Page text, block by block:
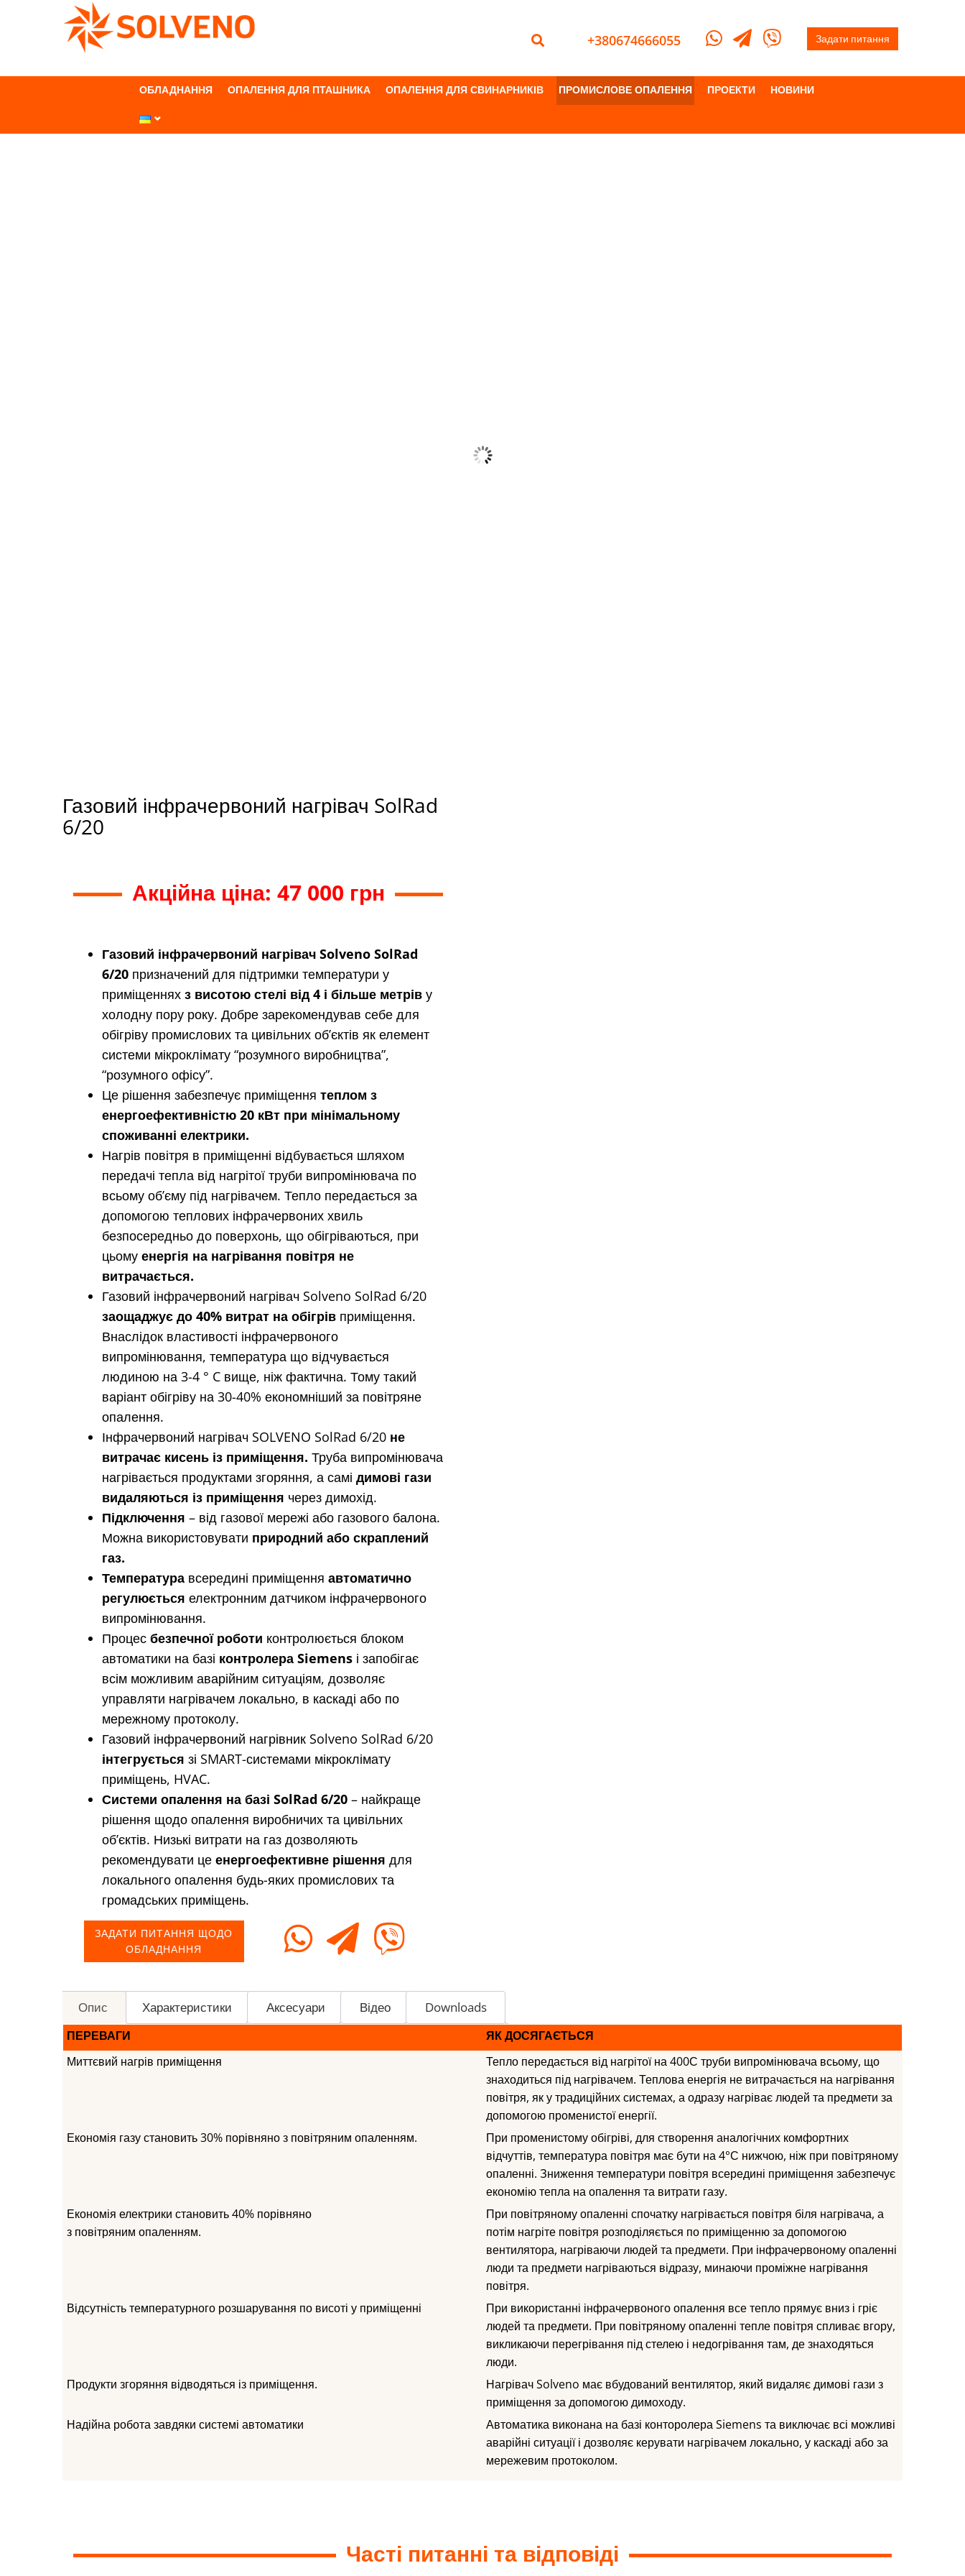
+380674666055
+380674666055
Задати питання
ОБЛАДНАННЯ ОПАЛЕННЯ ДЛЯ ПТАШНИКА ОПАЛЕННЯ ДЛЯ СВИНАРНИКІВ ПРОМИСЛОВЕ ОПАЛЕННЯ ПРОЕКТИ НОВИНИ
Каталог обладнання
Газовий інфрачервоний нагрівач SolRad
6/20
Акційна ціна: 47 000 грн
Газовий інфрачервоний нагрівач Solveno SolRad
6/20 призначений для підтримки температури у
приміщеннях з висотою стелі від 4 і більше метрів у
холодну пору року. Добре зарекомендував себе для
обігріву промислових та цивільних об’єктів як елемент
системи мікроклімату “розумного виробництва”,
“розумного офісу”.
Це рішення забезпечує приміщення теплом з
енергоефективністю 20 кВт при мінімальному
споживанні електрики.
Нагрів повітря в приміщенні відбувається шляхом
передачі тепла від нагрітої труби випромінювача по
всьому об’єму під нагрівачем. Тепло передається за
допомогою теплових інфрачервоних хвиль
безпосередньо до поверхонь, що обігріваються, при
цьому енергія на нагрівання повітря не
витрачається.
Газовий інфрачервоний нагрівач Solveno SolRad 6/20
заощаджує до 40% витрат на обігрів приміщення.
Внаслідок властивості інфрачервоного
випромінювання, температура що відчувається
людиною на 3-4 ° C вище, ніж фактична. Тому такий
варіант обігріву на 30-40% економніший за повітряне
опалення.
Інфрачервоний нагрівач SOLVENO SolRad 6/20 не
витрачає кисень із приміщення. Труба випромінювача
нагрівається продуктами згоряння, а самі димові гази
видаляються із приміщення через димохід.
Підключення – від газової мережі або газового балона.
Можна використовувати природний або скраплений
газ.
Температура всередині приміщення автоматично
регулюється електронним датчиком інфрачервоного
випромінювання.
Процес безпечної роботи контролюється блоком
автоматики на базі контролера Siemens і запобігає
всім можливим аварійним ситуаціям, дозволяє
управляти нагрівачем локально, в каскаді або по
мережному протоколу.
Газовий інфрачервоний нагрівник Solveno SolRad 6/20
інтегрується зі SMART-системами мікроклімату
приміщень, HVAC.
Системи опалення на базі SolRad 6/20 – найкраще
рішення щодо опалення виробничих та цивільних
об’єктів. Низькі витрати на газ дозволяють
рекомендувати це енергоефективне рішення для
локального опалення будь-яких промислових та
громадських приміщень.
ЗАДАТИ ПИТАННЯ ЩОДО
ОБЛАДНАННЯ
Опис Характеристики Аксесуари Відео Downloads
ПЕРЕВАГИ
ЯК ДОСЯГАЄТЬСЯ
Миттєвий нагрів приміщення
Тепло передається від нагрітої на 400С труби випромінювача всьому, що
знаходиться під нагрівачем. Теплова енергія не витрачається на нагрівання
повітря, як у традиційних системах, а одразу нагріває людей та предмети за
допомогою променистої енергії.
Економія газу становить 30% порівняно з повітряним опаленням.
При променистому обігріві, для створення аналогічних комфортних
відчуттів, температура повітря має бути на 4°С нижчою, ніж при повітряному
опаленні. Зниження температури повітря всередині приміщення забезпечує
економію тепла на опалення та витрати газу.
Економія електрики становить 40% порівняно
з повітряним опаленням.
При повітряному опаленні спочатку нагрівається повітря біля нагрівача, а
потім нагріте повітря розподіляється по приміщенню за допомогою
вентилятора, нагріваючи людей та предмети. При інфрачервоному опаленні
люди та предмети нагріваються відразу, минаючи проміжне нагрівання
повітря.
Відсутність температурного розшарування по висоті у приміщенні
При використанні інфрачервоного опалення все тепло прямує вниз і гріє
людей та предмети. При повітряному опаленні тепле повітря спливає вгору,
викликаючи перегрівання під стелею і недогрівання там, де знаходяться
люди.
Продукти згоряння відводяться із приміщення.
Нагрівач Solveno має вбудований вентилятор, який видаляє димові гази з
приміщення за допомогою димоходу.
Надійна робота завдяки системі автоматики
Автоматика виконана на базі конторолера Siemens та виключає всі можливі
аварійні ситуації і дозволяє керувати нагрівачем локально, у каскаді або за
мережевим протоколом.
Часті питанні та відповіді